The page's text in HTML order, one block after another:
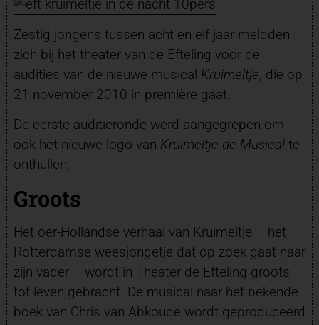
Zestig jongens tussen acht en elf jaar meldden
zich bij het theater van de Efteling voor de
audities van de nieuwe musical Kruimeltje, die op
21 november 2010 in première gaat.
De eerste auditieronde werd aangegrepen om
ook het nieuwe logo van Kruimeltje de Musicalte
onthullen.
Groots
Het oer-Hollandse verhaal van Kruimeltje – het
Rotterdamse weesjongetje dat op zoek gaat naar
zijn vader – wordt in Theater de Efteling groots
tot leven gebracht. De musical naar het bekende
boek van Chris van Abkoude wordt geproduceerd